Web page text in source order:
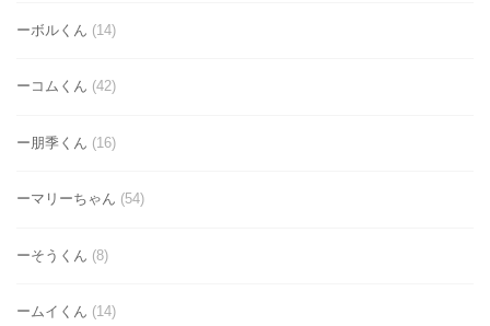
ーボルくん (14)
ーコムくん (42)
ー朋季くん (16)
ーマリーちゃん (54)
ーそうくん (8)
ームイくん (14)